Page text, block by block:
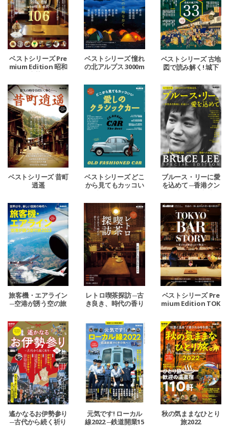
ベストシリーズ Pre
mium Edition 昭和
ベストシリーズ 憧れ
の北アルプス 3000m
ベストシリーズ 古地
図で読み解く! 城下
ベストシリーズ 昔町
逍遥
ベストシリーズ どこ
から見てもカッコい
カー
ブルース・リーに愛
を込めて ─香港クン
─
旅客機・エアライン
─空港が誘う空の旅
レトロ喫茶探訪 ─古
き良き、時代の香り
ベストシリーズ Pre
mium Edition TOK
YO BAR STORY ─愛
される理由とその物
語─
遙かなるお伊勢参り
─古代から続く祈り
元気です! ローカル
線2022 ─鉄道開業15
秋の気ままなひとり
旅2022